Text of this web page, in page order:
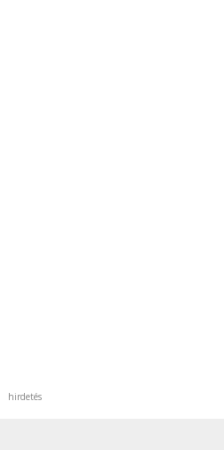
hirdetés